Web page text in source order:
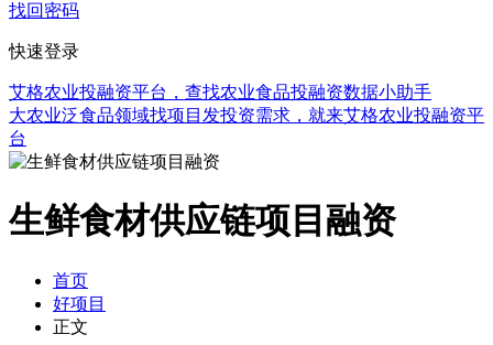
找回密码
快速登录
艾格农业投融资平台，查找农业食品投融资数据小助手
大农业泛食品领域找项目发投资需求，就来艾格农业投融资平
台
生鲜食材供应链项目融资
首页
好项目
正文